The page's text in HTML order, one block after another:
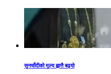
सुनचाँदीको मूल्य ह्वात्तै बढ्यो